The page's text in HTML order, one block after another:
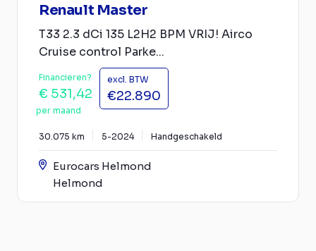
Renault Master
T33 2.3 dCi 135 L2H2 BPM VRIJ! Airco
Cruise control Parke...
Financieren?
€ 531,42
per maand
excl. BTW
€22.890
30.075 km 5-2024 Handgeschakeld
Eurocars Helmond
Helmond